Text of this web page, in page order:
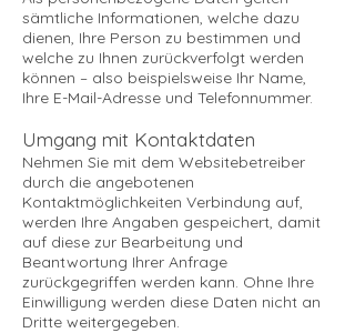
sämtliche Informationen, welche dazu
dienen, Ihre Person zu bestimmen und
welche zu Ihnen zurückverfolgt werden
können – also beispielsweise Ihr Name,
Ihre E-Mail-Adresse und Telefonnummer.
Umgang mit Kontaktdaten
Nehmen Sie mit dem Websitebetreiber
durch die angebotenen
Kontaktmöglichkeiten Verbindung auf,
werden Ihre Angaben gespeichert, damit
auf diese zur Bearbeitung und
Beantwortung Ihrer Anfrage
zurückgegriffen werden kann. Ohne Ihre
Einwilligung werden diese Daten nicht an
Dritte weitergegeben.